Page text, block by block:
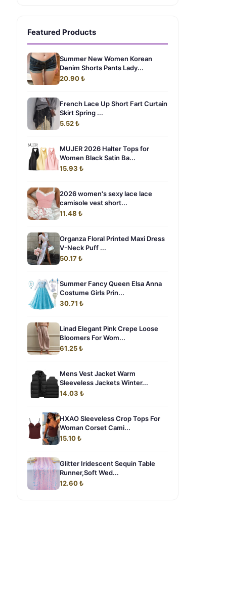
Featured Products
Summer New Women Korean
Denim Shorts Pants Lady...
20.90 ₺
French Lace Up Short Fart Curtain
Skirt Spring ...
5.52 ₺
MUJER 2026 Halter Tops for
Women Black Satin Ba...
15.93 ₺
2026 women's sexy lace lace
camisole vest short...
11.48 ₺
Organza Floral Printed Maxi Dress
V-Neck Puff ...
50.17 ₺
Summer Fancy Queen Elsa Anna
Costume Girls Prin...
30.71 ₺
Linad Elegant Pink Crepe Loose
Bloomers For Wom...
61.25 ₺
Mens Vest Jacket Warm
Sleeveless Jackets Winter...
14.03 ₺
HXAO Sleeveless Crop Tops For
Woman Corset Cami...
15.10 ₺
Glitter Iridescent Sequin Table
Runner,Soft Wed...
12.60 ₺